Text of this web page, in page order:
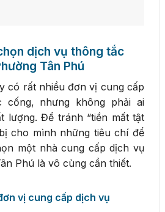
dịch vụ thông tắc
Tân Phú
có rất nhiều đơn vị cung cấp
cống, nhưng không phải ai
lượng. Để tránh “tiền mất tật
cho mình những tiêu chí để
một nhà cung cấp dịch vụ
Phú là vô cùng cần thiết.
vị cung cấp dịch vụ